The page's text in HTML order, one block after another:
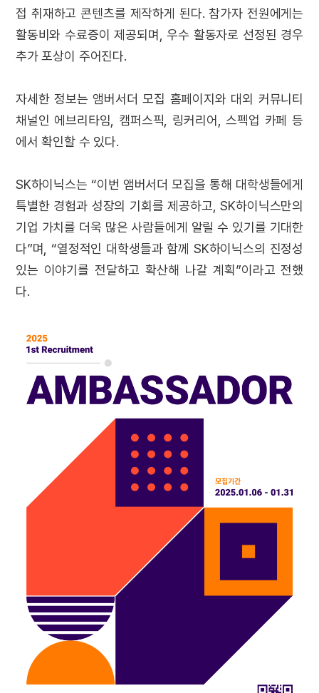
접 취재하고 콘텐츠를 제작하게 된다. 참가자 전원에게는
활동비와 수료증이 제공되며, 우수 활동자로 선정된 경우
추가 포상이 주어진다.
자세한 정보는 앰버서더 모집 홈페이지와 대외 커뮤니티
채널인 에브리타임, 캠퍼스픽, 링커리어, 스펙업 카페 등
에서 확인할 수 있다.
SK하이닉스는 “이번 앰버서더 모집을 통해 대학생들에게
특별한 경험과 성장의 기회를 제공하고, SK하이닉스만의
기업 가치를 더욱 많은 사람들에게 알릴 수 있기를 기대한
다”며, “열정적인 대학생들과 함께 SK하이닉스의 진정성
있는 이야기를 전달하고 확산해 나갈 계획”이라고 전했
다.